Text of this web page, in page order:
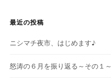
最近の投稿
ニシマチ夜市、はじめます♪
怒涛の６月を振り返る～その１～